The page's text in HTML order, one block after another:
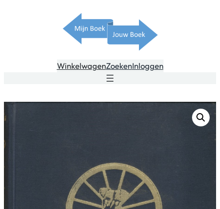
WinkelwagenZoekenInloggen